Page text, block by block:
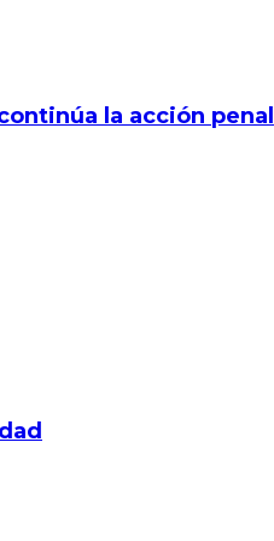
la acción penal